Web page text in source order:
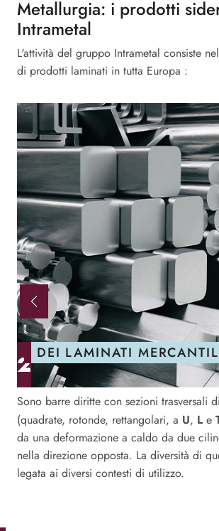
Metallurgia: i prodotti
Intrametal
L'attività del gruppo Intrametal consiste
di prodotti laminati in tutta Europa :
DEI LAMINATI
Sono barre diritte con sezioni trasversali
(quadrate, rotonde, rettangolari, a U, L e
da una deformazione a caldo da due
nella direzione opposta. La diversità di
legata ai diversi contesti di utilizzo.